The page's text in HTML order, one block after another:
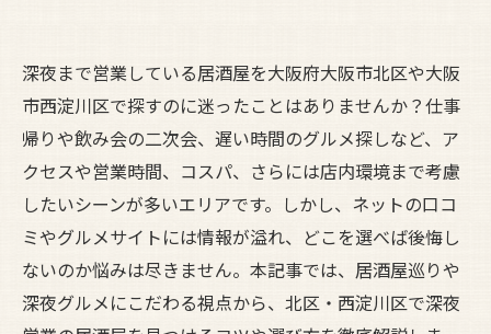
深夜まで営業している居酒屋を大阪府大阪市北区や大阪
市西淀川区で探すのに迷ったことはありませんか？仕事
帰りや飲み会の二次会、遅い時間のグルメ探しなど、ア
クセスや営業時間、コスパ、さらには店内環境まで考慮
したいシーンが多いエリアです。しかし、ネットの口コ
ミやグルメサイトには情報が溢れ、どこを選べば後悔し
ないのか悩みは尽きません。本記事では、居酒屋巡りや
深夜グルメにこだわる視点から、北区・西淀川区で深夜